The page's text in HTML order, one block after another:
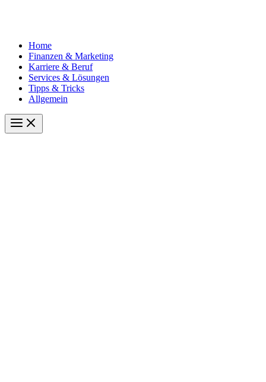
Home
Finanzen & Marketing
Karriere & Beruf
Services & Lösungen
Tipps & Tricks
Allgemein